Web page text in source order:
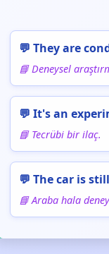
💬 They are
📘 Deneysel
💬 It's an
📘 Tecrübi bir ilaç.
💬 The car is
📘 Araba hala